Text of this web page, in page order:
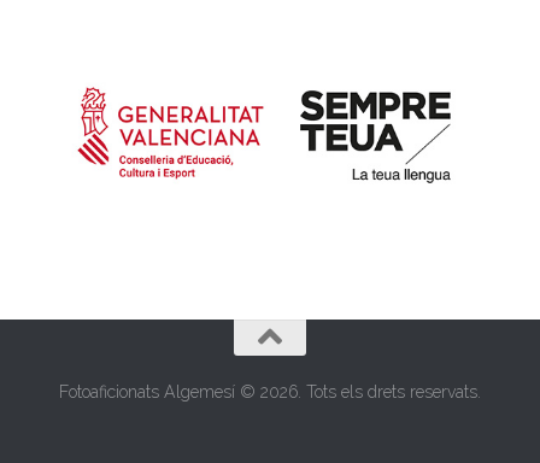
Fotoaficionats Algemesí © 2026. Tots els drets reservats.